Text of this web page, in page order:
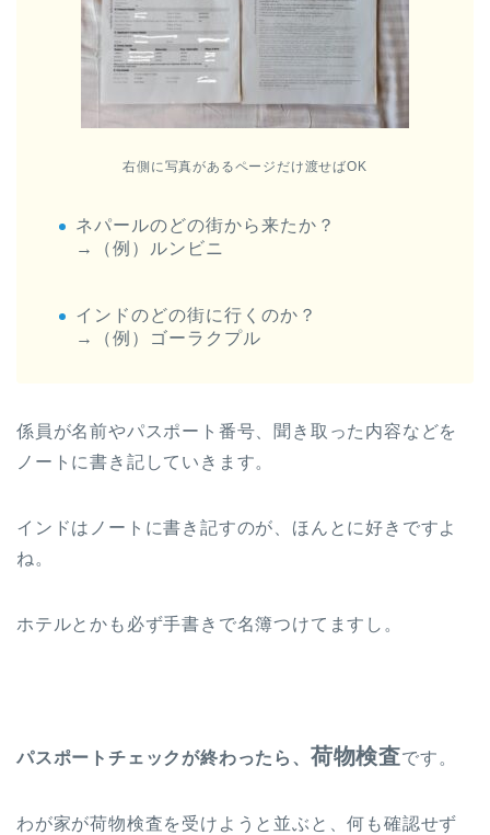
右側に写真があるページだけ渡せばOK
ネパールのどの街から来たか？
→（例）ルンビニ
インドのどの街に行くのか？
→（例）ゴーラクプル
係員が名前やパスポート番号、聞き取った内容などを
ノートに書き記していきます。
インドはノートに書き記すのが、ほんとに好きですよ
ね。
ホテルとかも必ず手書きで名簿つけてますし。
パスポートチェックが終わったら、 荷物検査です。
わが家が荷物検査を受けようと並ぶと、何も確認せず